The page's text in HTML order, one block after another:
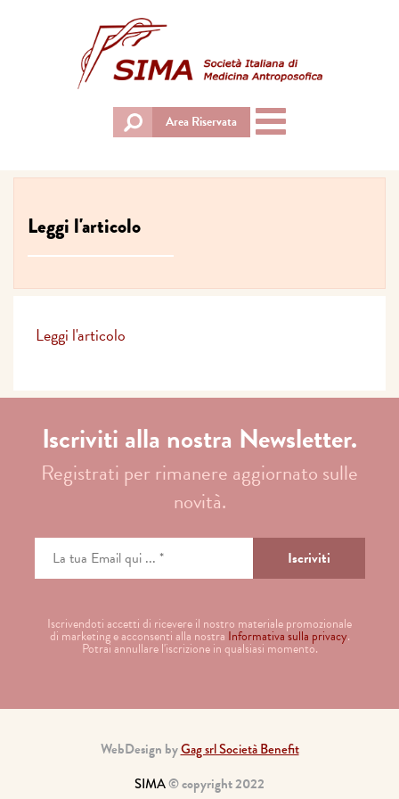
Area Riservata
Toggle
navigation
Leggi l'articolo
Leggi l'articolo
Iscriviti alla nostra Newsletter.
Registrati per rimanere aggiornato sulle
novità.
Iscrivendoti accetti di ricevere il nostro materiale promozionale
di marketing e acconsenti alla nostra Informativa sulla privacy.
Potrai annullare l'iscrizione in qualsiasi momento.
WebDesign byGag srl Società Benefit
SIMA© copyright 2022